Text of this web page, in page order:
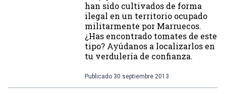
han sido cultivados de forma
ilegal en un territorio ocupado
militarmente por Marruecos.
¿Has encontrado tomates de este
tipo? Ayúdanos a localizarlos en
tu verdulería de confianza.
Publicado 30 septiembre 2013